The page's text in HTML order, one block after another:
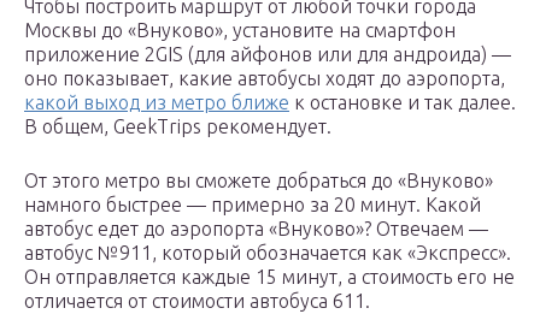
Чтобы построить маршрут от любой точки города
Москвы до «Внуково», установите на смартфон
приложение 2GIS (для айфонов или для андроида) —
оно показывает, какие автобусы ходят до аэропорта,
какой выход из метро ближе к остановке и так далее.
В общем, GeekTrips рекомендует.
От этого метро вы сможете добраться до «Внуково»
намного быстрее — примерно за 20 минут. Какой
автобус едет до аэропорта «Внуково»? Отвечаем —
автобус №911, который обозначается как «Экспресс».
Он отправляется каждые 15 минут, а стоимость его не
отличается от стоимости автобуса 611.